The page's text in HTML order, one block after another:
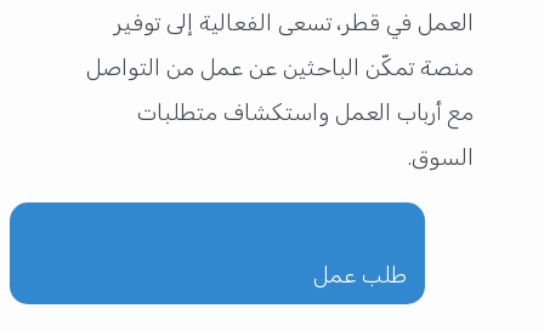
العمل في قطر، تسعى الفعالية إلى توفير
منصة تمكّن الباحثين عن عمل من التواصل
مع أرباب العمل واستكشاف متطلبات
السوق.
طلب عمل